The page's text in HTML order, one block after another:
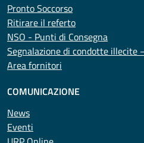
Pronto Soccorso
Ritirare il referto
NSO - Punti di Consegna
Segnalazione di condotte illecite
Area fornitori
COMUNICAZIONE
News
Eventi